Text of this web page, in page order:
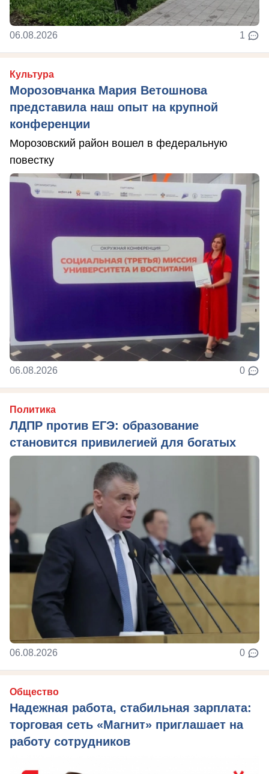
06.08.2026 1
Культура
Морозовчанка Мария Ветошнова
представила наш опыт на крупной
конференции
Морозовский район вошел в федеральную
повестку
06.08.2026 0
Политика
ЛДПР против ЕГЭ: образование
становится привилегией для богатых
06.08.2026 0
Общество
Надежная работа, стабильная зарплата:
торговая сеть «Магнит» приглашает на
работу сотрудников